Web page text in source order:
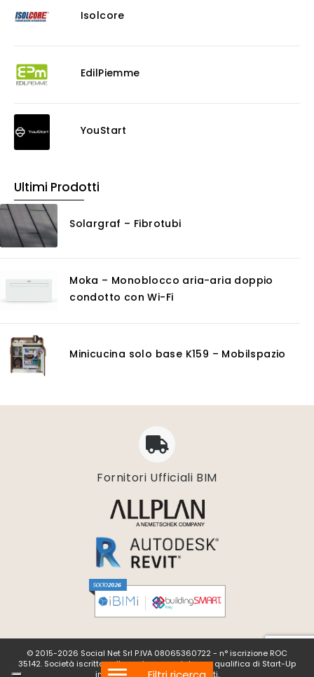
Risanamento E Restauro
Consolidanti
Rasanti per muro
Senza Categoria
Consulenza
GIS
Software calcolo umidità e condensazione
Software di conversione vettoriale
Software di gestione dati geospaziali
Software di progettazione delle rotatorie
Software di progettazione geotecnica
Software di simulazioni multi-fisiche
Software diagnosi energetica
Software digitalizzazione
Software disegno 2D
Software e bim
Software impianti riscaldamento
Isolcore
EdilPiemme
YouStart
Ultimi Prodotti
Solargraf – Fibrotubi
Moka – Monoblocco aria-aria doppio
condotto con Wi-Fi
Minicucina solo base K159 – Mobilspazio
Fornitori Ufficiali BIM
© 2015-2026 Social Net Srl P.IVA 08065360722 - n° iscrizione ROC
35142. Società iscritta nella sezione speciale con qualifica di Start-Up
innovativa. Tutti i diritti riservati.